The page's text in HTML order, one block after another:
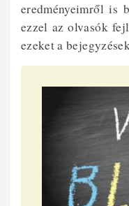
eredményeimről is
ezzel az olvasók
ezeket a